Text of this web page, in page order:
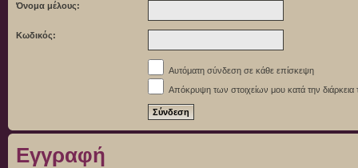
Όνομα μέλους:
Κωδικός:
Αυτόματη σύνδεση σε κάθε επίσκεψη
Απόκρυψη των στοιχείων μου κατά την διάρκεια
Εγγραφή